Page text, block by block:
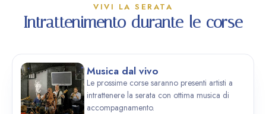
VIVI LA SERATA
Intrattenimento durante le corse
Musica dal vivo
Le prossime corse saranno presenti artisti a
intrattenere la serata con ottima musica di
accompagnamento.